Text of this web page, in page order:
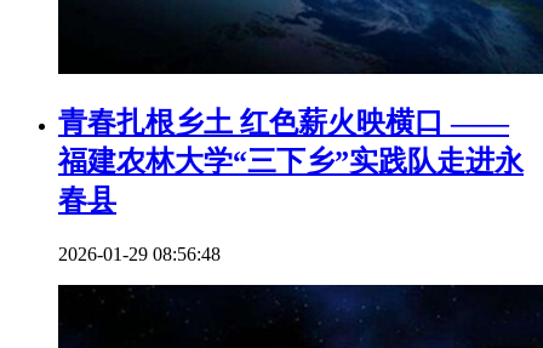
青春扎根乡土 红色薪火映横口 ——
福建农林大学“三下乡”实践队走进永
春县
2026-01-29 08:56:48